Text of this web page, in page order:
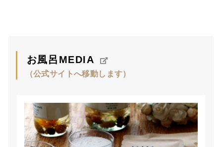
お風呂MEDIA
（公式サイトへ移動します）